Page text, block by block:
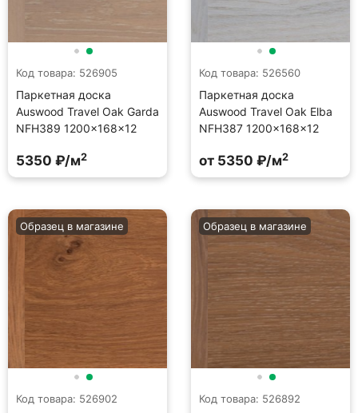
Код товара: 526905
Паркетная доска
Auswood Travel Oak Garda
NFH389 1200×168×12
5350 ₽/м2
Код товара: 526560
Паркетная доска
Auswood Travel Oak Elba
NFH387 1200×168×12
от 5350 ₽/м2
Код товара: 526902
Образец в магазине
Код товара: 526892
Образец в магазине